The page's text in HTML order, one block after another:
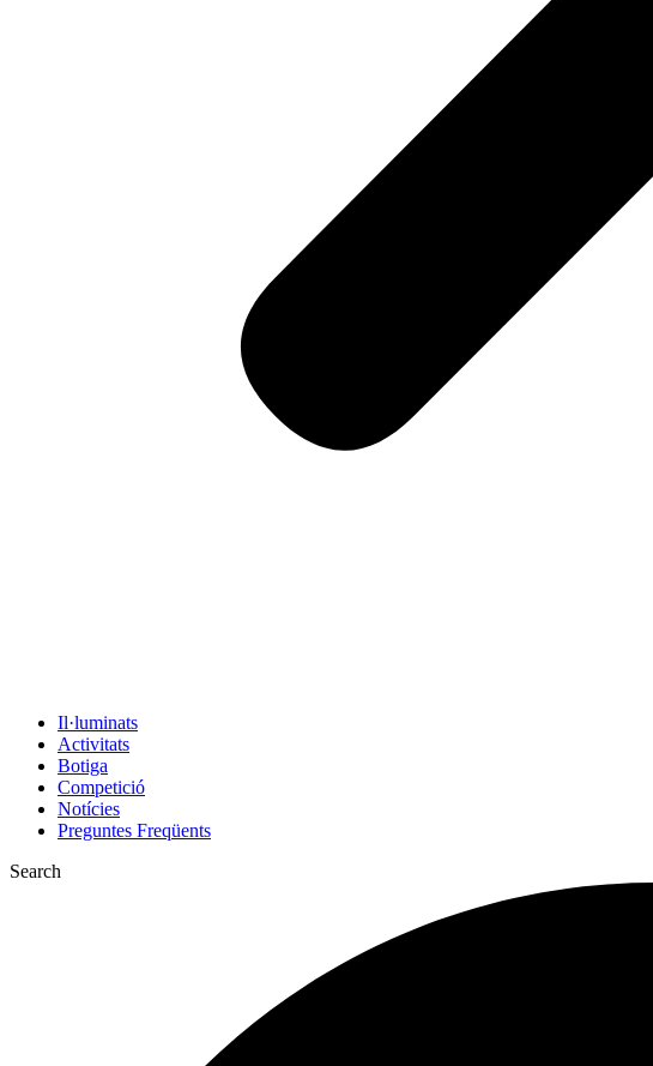
Il·luminats
Activitats
Botiga
Competició
Notícies
Preguntes Freqüents
Search